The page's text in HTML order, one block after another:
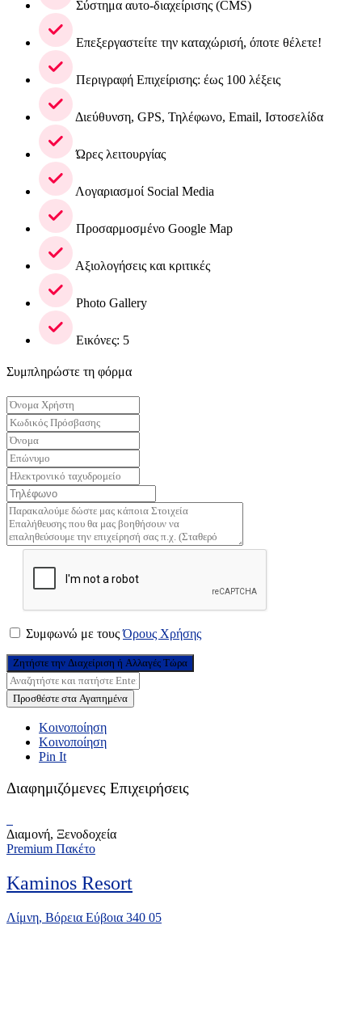
Σύστημα αυτο-διαχείρισης (CMS)
Επεξεργαστείτε την καταχώρισή, όποτε θέλετε!
Περιγραφή Επιχείρισης: έως 100 λέξεις
Διεύθυνση, GPS, Τηλέφωνο, Email, Ιστοσελίδα
Ώρες λειτουργίας
Λογαριασμοί Social Media
Προσαρμοσμένο Google Map
Αξιολογήσεις και κριτικές
Photo Gallery
Εικόνες: 5
Συμπληρώστε τη φόρμα
Συμφωνώ με τουςΌρους Χρήσης
Ζητήστε την Διαχείριση ή Αλλαγές Τώρα
Προσθέστε στα Αγαπημένα
Κοινοποίηση
Κοινοποίηση
Pin It
Διαφημιζόμενες Επιχειρήσεις
Διαμονή, Ξενοδοχεία
Premium Πακέτο
Kaminos Resort
Λίμνη, Βόρεια Εύβοια 340 05